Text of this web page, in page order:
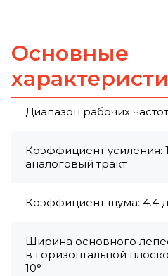
Основные
Диапазон рабочих
Коэффициент усиления:
аналоговый тракт
Коэффициент шума: 4.4
Ширина основного
в горизонтальной
10°